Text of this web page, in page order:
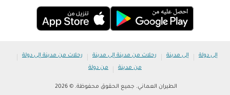
إلى دولة | إلى مدينة | رحلات من مدينة إلى مدينة | رحلات من مدينة إلى دولة |
من مدينة | من دولة
الطيران العماني. جميع الحقوق محفوظة. © 2026